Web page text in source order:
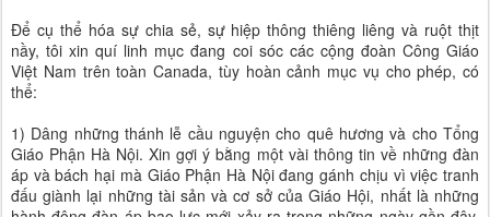
Để cụ thể hóa sự chia sẻ, sự hiệp thông thiêng liêng và ruột thịt
nầy, tôi xin quí linh mục đang coi sóc các cộng đoàn Công Giáo
Việt Nam trên toàn Canada, tùy hoàn cảnh mục vụ cho phép, có
thể:
1) Dâng những thánh lễ cầu nguyện cho quê hương và cho Tổng
Giáo Phận Hà Nội. Xin gợi ý bằng một vài thông tin về những đàn
áp và bách hại mà Giáo Phận Hà Nội đang gánh chịu vì việc tranh
đấu giành lại những tài sản và cơ sở của Giáo Hội, nhất là những